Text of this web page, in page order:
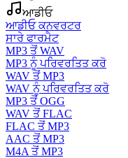
ਆਡੀਓ
ਆਡੀਓ ਕਨਵਰਟਰ
ਸਾਰੇ ਫਾਰਮੈਟ
MP3 ਤੋਂ WAV
MP3 ਨੂੰ ਪਰਿਵਰਤਿਤ ਕਰੋ
WAV ਤੋਂ MP3
WAV ਨੂੰ ਪਰਿਵਰਤਿਤ ਕਰੋ
MP3 ਤੋਂ OGG
WAV ਤੋਂ FLAC
FLAC ਤੋਂ MP3
AAC ਤੋਂ MP3
M4A ਤੋਂ MP3